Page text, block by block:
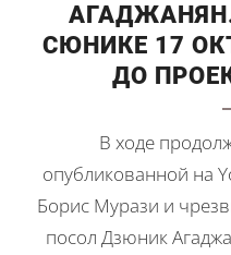
СЮНИКЕ 17
ДО
В ходе
опубликованной на
Борис Мурази и
посол Дзюник